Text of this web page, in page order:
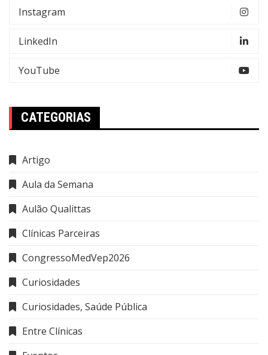
Instagram
LinkedIn
YouTube
CATEGORIAS
Artigo
Aula da Semana
Aulão Qualittas
Clínicas Parceiras
CongressoMedVep2026
Curiosidades
Curiosidades, Saúde Pública
Entre Clínicas